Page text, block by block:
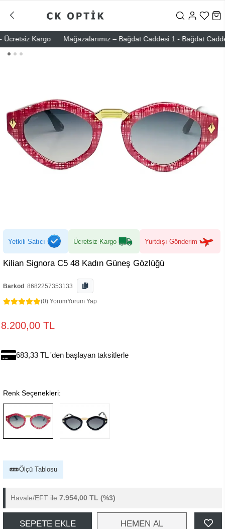
Kargo Mağazalarımız – Bağdat Caddesi 1 - Bağdat
Yetkili Satıcı Ücretsiz Kargo Yurtdışı Gönderim
Kilian Signora C5 48 Kadın Güneş Gözlüğü
Barkod : 8682257353133
(0) YorumYorum Yap
8.200,00 TL
683,33 TL 'den başlayan taksitlerle
Renk Seçenekleri:
Ölçü Tablosu
Havale/EFT ile 7.954,00 TL (%3)
SEPETE EKLE HEMEN AL